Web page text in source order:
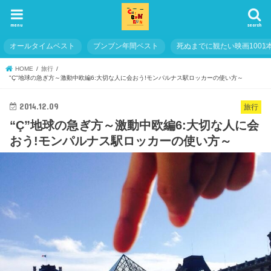
search
menu
オールタイムベスト ブンブン年間ベスト 死ぬまでに観たい映画1001
HOME
旅行
"Ç"地球の急ぎ方～激動中欧編6:大切な人に会おう!モンパルナス駅ロッカーの使い方～
旅行
2014.12.09
“Ç”地球の急ぎ方～激動中欧編6:大切な人に会
おう!モンパルナス駅ロッカーの使い方～